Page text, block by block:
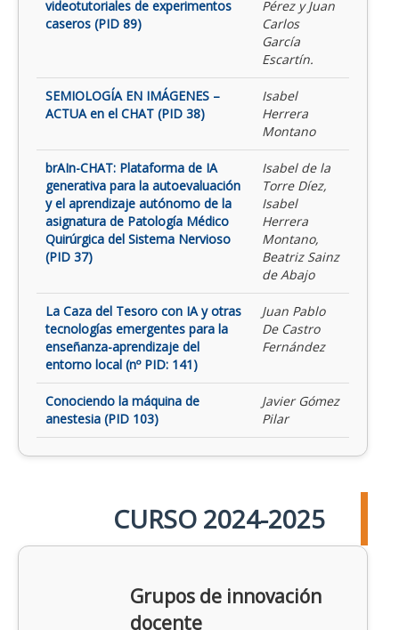
videotutoriales de experimentos
caseros (PID 89)
Pérez y Juan
Carlos
García
Escartín.
SEMIOLOGÍA EN IMÁGENES –
ACTUA en el CHAT (PID 38)
Isabel
Herrera
Montano
brAIn-CHAT: Plataforma de IA
generativa para la autoevaluación
y el aprendizaje autónomo de la
asignatura de Patología Médico
Quirúrgica del Sistema Nervioso
(PID 37)
Isabel de la
Torre Díez,
Isabel
Herrera
Montano,
Beatriz Sainz
de Abajo
La Caza del Tesoro con IA y otras
tecnologías emergentes para la
enseñanza-aprendizaje del
entorno local (nº PID: 141)
Juan Pablo
De Castro
Fernández
Conociendo la máquina de
anestesia (PID 103)
Javier Gómez
Pilar
CURSO 2024-2025
Grupos de innovación
docente